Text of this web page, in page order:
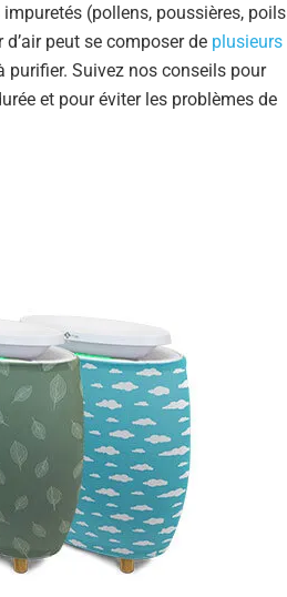
(pollens, poussières, poils
peut se composer de plusieurs
purifier. Suivez nos conseils pour
et pour éviter les problèmes de